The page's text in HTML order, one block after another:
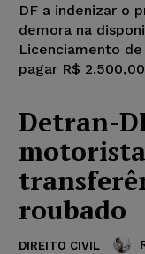
DF a indenizar o
demora na
Licenciamento
pagar R$
Detran-
roubado
DIREITO CIVIL